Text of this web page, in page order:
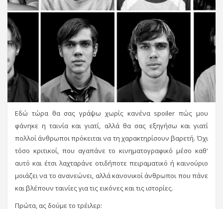
Εδώ τώρα θα σας γράψω χωρίς κανένα spoiler πώς μου
φάνηκε η ταινία και γιατί, αλλά θα σας εξηγήσω και γιατί
πολλοί άνθρωποι πρόκειται να τη χαρακτηρίσουν βαρετή. Όχι
τόσο κριτικοί, που αγαπάνε το κινηματογραφικό μέσο καθ'
αυτό και έτσι λαχταράνε οτιδήποτε πειραματικό ή καινούριο
μοιάζει να το ανανεώνει, αλλά κανονικοί άνθρωποι που πάνε
και βλέπουν ταινίες για τις εικόνες και τις ιστορίες.
Πρώτα, ας δούμε το τρέιλερ: